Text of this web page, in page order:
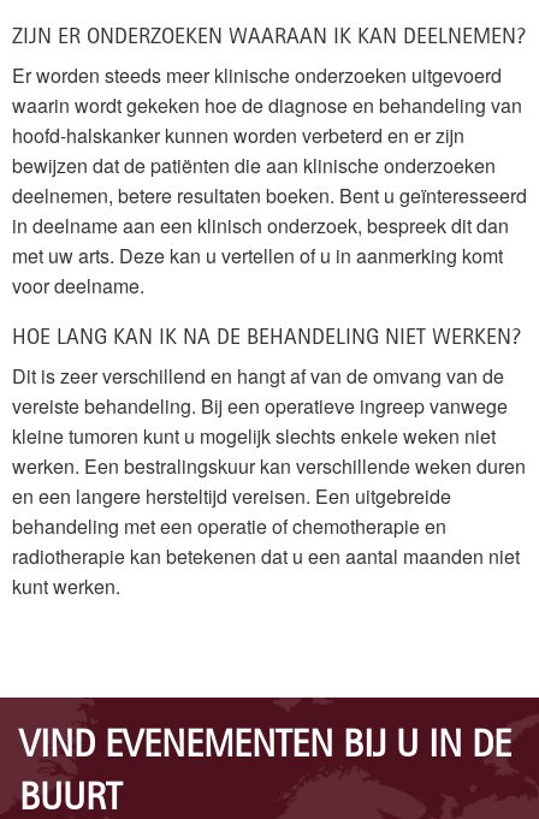
ZIJN ER ONDERZOEKEN WAARAAN IK KAN DEELNEMEN?
Er worden steeds meer klinische onderzoeken uitgevoerd
waarin wordt gekeken hoe de diagnose en behandeling van
hoofd-halskanker kunnen worden verbeterd en er zijn
bewijzen dat de patiënten die aan klinische onderzoeken
deelnemen, betere resultaten boeken. Bent u geïnteresseerd
in deelname aan een klinisch onderzoek, bespreek dit dan
met uw arts. Deze kan u vertellen of u in aanmerking komt
voor deelname.
HOE LANG KAN IK NA DE BEHANDELING NIET WERKEN?
Dit is zeer verschillend en hangt af van de omvang van de
vereiste behandeling. Bij een operatieve ingreep vanwege
kleine tumoren kunt u mogelijk slechts enkele weken niet
werken. Een bestralingskuur kan verschillende weken duren
en een langere hersteltijd vereisen. Een uitgebreide
behandeling met een operatie of chemotherapie en
radiotherapie kan betekenen dat u een aantal maanden niet
kunt werken.
VIND EVENEMENTEN BIJ U IN DE
BUURT